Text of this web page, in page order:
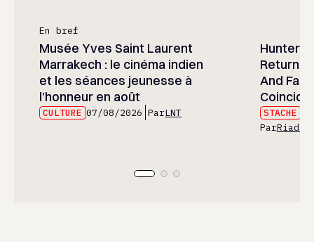
En bref
Musée Yves Saint Laurent
Marrakech : le cinéma indien
et les séances jeunesse à
l’honneur en août
CULTURE 07/08/2026 ParLNT
Hunter
And
STACHE
ParRiad